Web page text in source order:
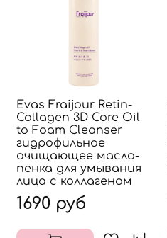
Evas Fraijour Retin-
Collagen 3D Core Oil
to Foam Cleanser
гидрофильное
очищающее масло-
пенка для умывания
лица с коллагеном
1690 руб